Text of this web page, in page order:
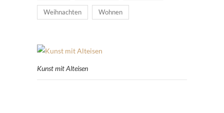
Weihnachten Wohnen
Kunst mit Alteisen